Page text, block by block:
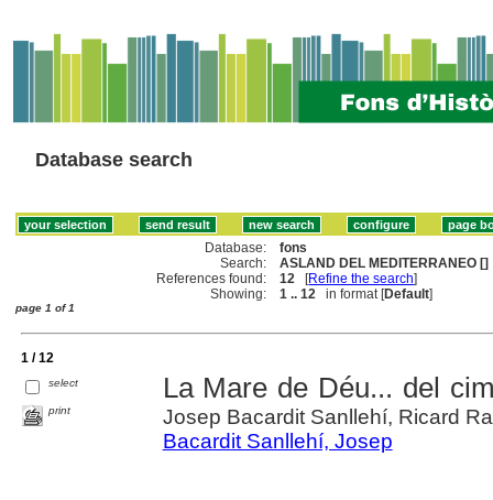
Database search
Database:
fons
Search:
ASLAND DEL MEDITERRANEO []
References found:
12 [Refine the search]
Showing:
1 .. 12 in format [Default]
page 1 of 1
1 / 12
select
print
La Mare de Déu... del
Josep Bacardit Sanllehí, Ricard
Bacardit Sanllehí, Josep